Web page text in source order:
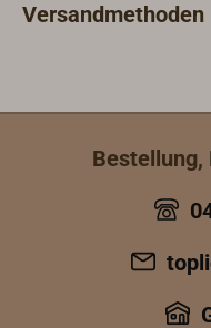
Versandmethoden
Bestellung,